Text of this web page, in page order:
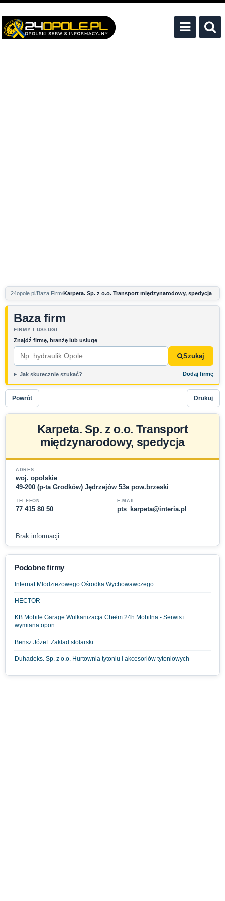
24opole.pl Baza Firm Karpeta. Sp. z o.o. Transport międzynarodowy, spedycja
Baza firm
FIRMY I USŁUGI
Znajdź firmę, branżę lub usługę
Szukaj
Jak skutecznie szukać? Dodaj firmę
Powrót Drukuj
Karpeta. Sp. z o.o. Transport
międzynarodowy, spedycja
ADRES
woj. opolskie
49-200 (p-ta Grodków) Jędrzejów 53a pow.brzeski
TELEFON
77 415 80 50
E-MAIL
pts_karpeta@interia.pl
Brak informacji
Podobne firmy
Internat Młodzieżowego Ośrodka Wychowawczego
HECTOR
KB Mobile Garage Wulkanizacja Chełm 24h Mobilna - Serwis i
wymiana opon
Bensz Józef. Zakład stolarski
Duhadeks. Sp. z o.o. Hurtownia tytoniu i akcesoriów tytoniowych